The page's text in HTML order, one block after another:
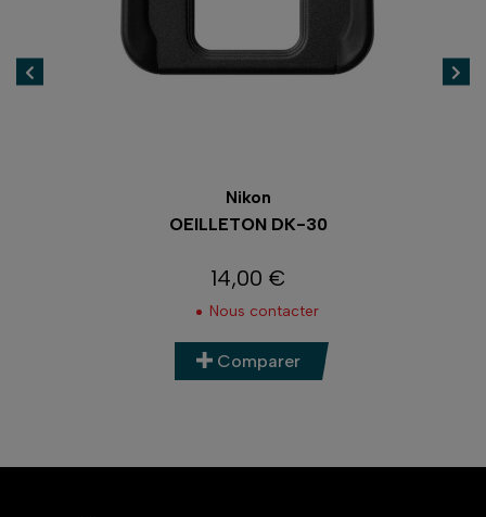
Nikon
OEILLETON DK-30
Prix
14,00 €
Nous contacter
Comparer